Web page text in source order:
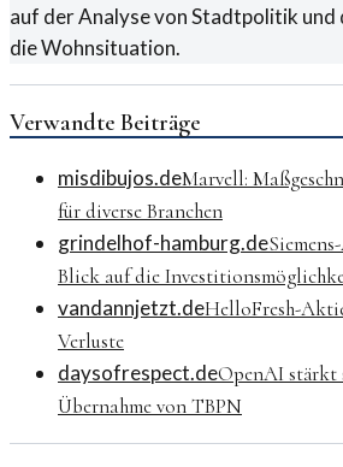
auf der Analyse von Stadtpolitik und
die Wohnsituation.
Verwandte Beiträge
misdibujos.deMarvell:
für diverse Branchen
grindelhof-hamburg.de
Blick auf die
vandannjetzt.deHelloFresh-
Verluste
daysofrespect.deOpenAI stärkt
Übernahme von TBPN